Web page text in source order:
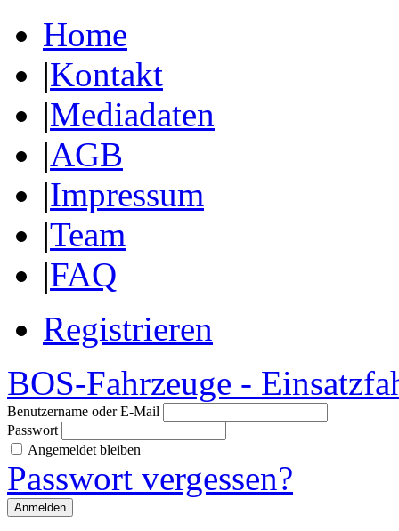
Home
|Kontakt
|Mediadaten
|AGB
|Impressum
|Team
|FAQ
Registrieren
BOS-Fahrzeuge -
Benutzername oder E-Mail
Passwort
Angemeldet bleiben
Passwort vergessen?